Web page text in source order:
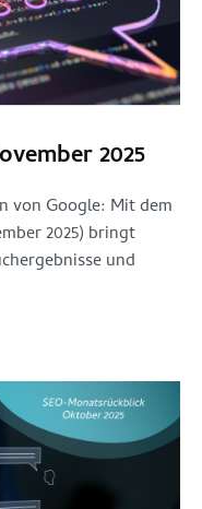
2025
von Google: Mit dem
2025) bringt
und